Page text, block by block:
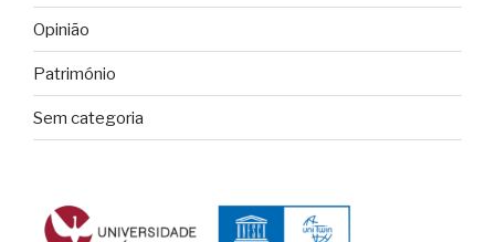
Opinião
Património
Sem categoria